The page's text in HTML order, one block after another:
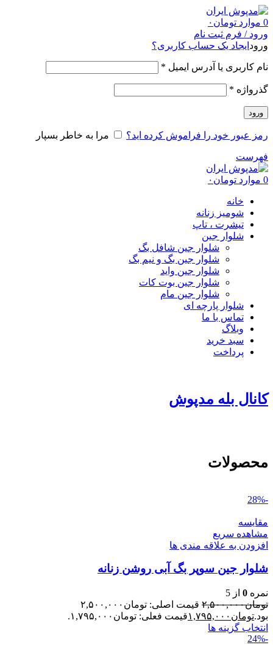
0 موارد تومان ۰
ورود / فرم ثبت نام
ورود ایجاد یک حساب کاربری؟
نام کاربری یا آدرس ایمیل *
گذرواژه *
ورود
رمز عبور خود را فراموش کرده اید؟ مرا به خاطر بسپار
فهرست
0 موارد تومان ۰
خانه
شومیز زنانه
تیشرت ، تاپ
شلوار جین
شلوار جین شافل بگ
شلوار جین بگ و نیم بگ
شلوار جین واید
شلوار جین بوت کات
شلوار جین مام
شلوار پارچه ای
تماس با ما
وبلاگ
سبد خرید
پرداخت
کانال بله مدپوش
محصولات
-28%
مقایسه
مشاهده سریع
افزودن به علاقه مندی ها
شلوار جین سوپر بگ آبی روشن زنانه
نمره 0 از 5
تومان۲,۵۰۰,۰۰۰
قیمت اصلی: تومان۲,۵۰۰,۰۰۰
بود.تومان ۱,۷۹۵,۰۰۰قیمت فعلی: تومان۱,۷۹۵,۰۰۰.
انتخاب گزینه ها
-24%